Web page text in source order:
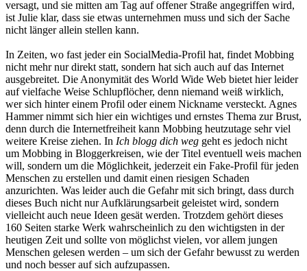
versagt, und sie mitten am Tag auf offener Straße angegriffen wird,
ist Julie klar, dass sie etwas unternehmen muss und sich der Sache
nicht länger allein stellen kann.
In Zeiten, wo fast jeder ein SocialMedia-Profil hat, findet Mobbing
nicht mehr nur direkt statt, sondern hat sich auch auf das Internet
ausgebreitet. Die Anonymität des World Wide Web bietet hier leider
auf vielfache Weise Schlupflöcher, denn niemand weiß wirklich,
wer sich hinter einem Profil oder einem Nickname versteckt. Agnes
Hammer nimmt sich hier ein wichtiges und ernstes Thema zur Brust,
denn durch die Internetfreiheit kann Mobbing heutzutage sehr viel
weitere Kreise ziehen. In Ich blogg dich weg geht es jedoch nicht
um Mobbing in Bloggerkreisen, wie der Titel eventuell weis machen
will, sondern um die Möglichkeit, jederzeit ein Fake-Profil für jeden
Menschen zu erstellen und damit einen riesigen Schaden
anzurichten. Was leider auch die Gefahr mit sich bringt, dass durch
dieses Buch nicht nur Aufklärungsarbeit geleistet wird, sondern
vielleicht auch neue Ideen gesät werden. Trotzdem gehört dieses
160 Seiten starke Werk wahrscheinlich zu den wichtigsten in der
heutigen Zeit und sollte von möglichst vielen, vor allem jungen
Menschen gelesen werden – um sich der Gefahr bewusst zu werden
und noch besser auf sich aufzupassen.